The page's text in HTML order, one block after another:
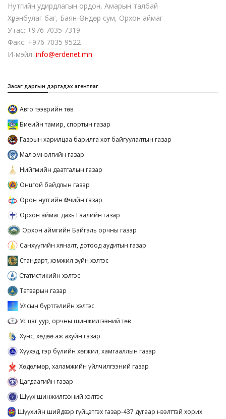
Нутгийн удирдлагын ордон, Амарын талбай
Хүрэнбулаг баг, Баян-Өндөр сум, Орхон аймаг
Утас: +976 7035 7319
Факс: +976 7035 9522
И-мэйл: info@erdenet.mn
Засаг даргын дэргэдэх агентлаг
Авто тээврийн төв
Биеийн тамир, спортын газар
Газрын харилцаа барилга хот байгуулалтын газар
Мал эмнэлгийн газар
Нийгмийн даатгалын газар
Онцгой байдлын газар
Орон нутгийн Өмчийн газар
Орхон аймаг дахь Гаалийн газар
Орхон аймгийн Байгаль орчны газар
Санхүүгийн хяналт, дотоод аудитын газар
Стандарт, хэмжил зүйн хэлтэс
Статистикийн хэлтэс
Татварын газар
Улсын бүртгэлийн хэлтэс
Ус цаг уур, орчны шинжилгээний төв
Хүнс, хөдөө аж ахуйн газар
Хүүхэд, гэр бүлийн хөгжил, хамгааллын газар
Хөдөлмөр, халамжийн үйлчилгээний газар
Цагдаагийн газар
Шүүх шинжилгээний хэлтэс
Шүүхийн шийдвэр гүйцэтгэх газар-437 дугаар нээлттэй хорих